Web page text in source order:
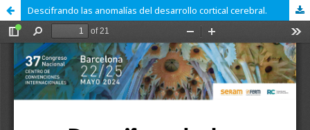
Descifrando las anomalías del desarrollo cortical cerebral.